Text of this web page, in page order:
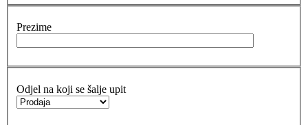
Prezime
Odjel na koji se šalje upit